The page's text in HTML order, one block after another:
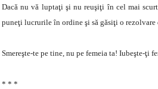
Dacă nu vă luptaţi şi nu reuşiţi în cel mai
puneţi lucrurile în ordine şi să găsiţi o
Smereşte-te pe tine, nu pe femeia ta! Iubeşte-ţi
* * *